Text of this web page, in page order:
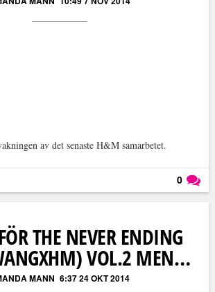
av det senaste H&M samarbetet.
0
THE NEVER ENDING
VOL.2 MEN…
MANN 6:37 24 OKT 2014